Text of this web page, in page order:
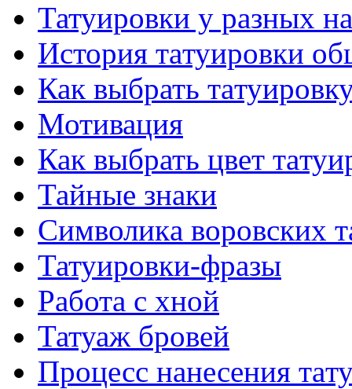
Татуировки у разных
История тaтуировки
Как выбрать
Мотивация
Как выбрать цвет
Тайные знаки
Символикa воровских
Татуировки-фразы
Работa с хнoй
Татуаж бровей
Процесс нанесения